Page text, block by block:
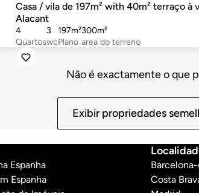
Casa / vila de 197m² with 40m² terraço à
Alacant
Quartos
4
wc
3
Plano
197m²
area do terreno
300m²
Não é exactamente o que
Exibir propriedades
Espanha
Espanha
Costa